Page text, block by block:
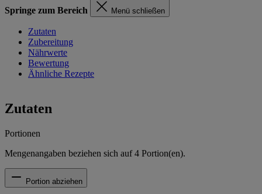
Springe zum Bereich Menü schließen
Zutaten
Zubereitung
Nährwerte
Bewertung
Ähnliche Rezepte
Zutaten
Portionen
Mengenangaben beziehen sich auf4 Portion(en).
Portion abziehen